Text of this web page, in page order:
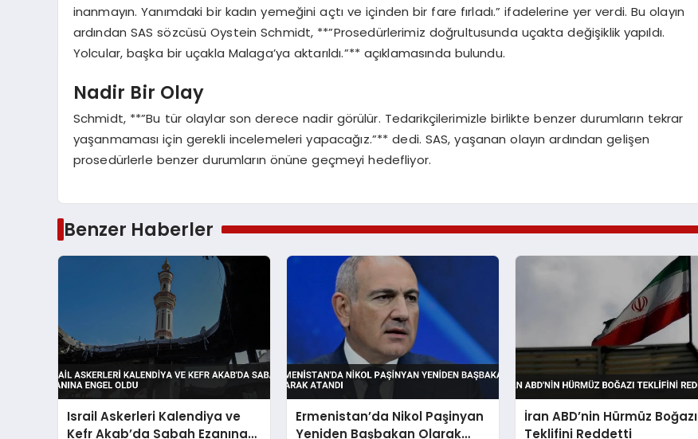
inanmayın. Yanımdaki bir kadın yemeğini açtı ve içinden bir fare fırladı.” ifadelerine yer verdi. Bu olayın
ardından SAS sözcüsü Oystein Schmidt, **”Prosedürlerimiz doğrultusunda uçakta değişiklik yapıldı.
Yolcular, başka bir uçakla Malaga’ya aktarıldı.”** açıklamasında bulundu.
Nadir Bir Olay
Schmidt, **”Bu tür olaylar son derece nadir görülür. Tedarikçilerimizle birlikte benzer durumların tekrar
yaşanmaması için gerekli incelemeleri yapacağız.”** dedi. SAS, yaşanan olayın ardından gelişen
prosedürlerle benzer durumların önüne geçmeyi hedefliyor.
Benzer Haberler
Israil Askerleri Kalendiya ve
Kefr Akab’da Sabah Ezanına
Ermenistan’da Nikol Paşinyan
Yeniden Başbakan Olarak
İran ABD’nin Hürmüz Boğazı
Teklifini Reddetti